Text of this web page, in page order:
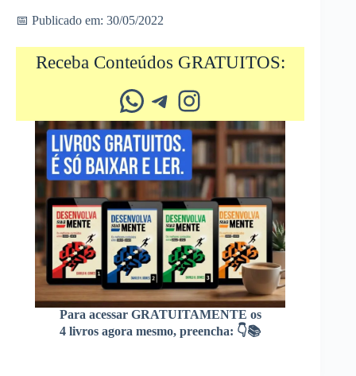
📅 Publicado em: 30/05/2022
Receba Conteúdos GRATUITOS:
Whatsapp Telegram Instagram
Para acessar GRATUITAMENTE os
4 livros agora mesmo, preencha: 👇📚